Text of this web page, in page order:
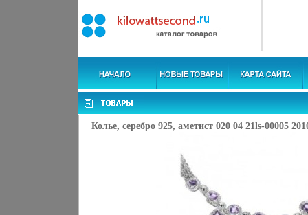
Колье, серебро 925, аметист 020 04 21ls-00005